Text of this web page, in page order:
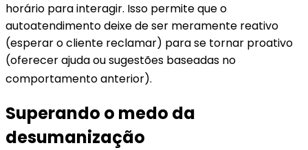
horário para interagir. Isso permite que o
autoatendimento deixe de ser meramente reativo
(esperar o cliente reclamar) para se tornar proativo
(oferecer ajuda ou sugestões baseadas no
comportamento anterior).
Superando o medo da
desumanização